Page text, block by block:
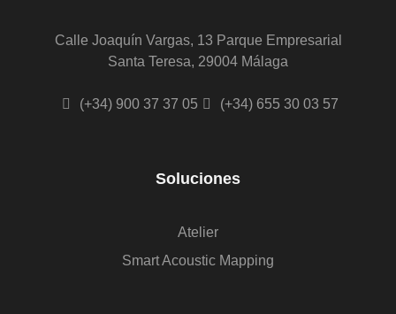
Calle Joaquín Vargas, 13 Parque Empresarial
Santa Teresa, 29004 Málaga
(+34) 900 37 37 05 (+34) 655 30 03 57
Soluciones
Atelier
Smart Acoustic Mapping